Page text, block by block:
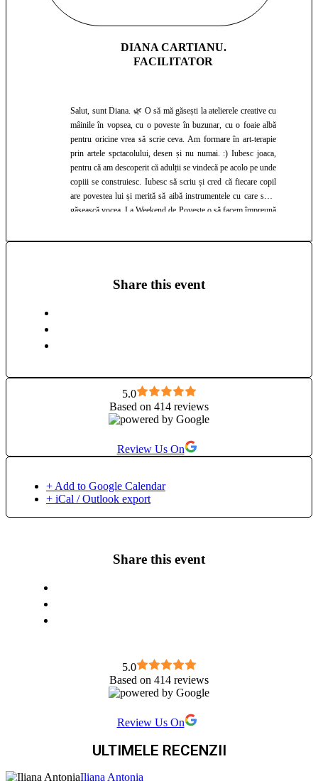
DIANA CARTIANU.
FACILITATOR
Salut, sunt Diana. 🌿 O să mă găsești la atelierele creative cu
mâinile în vopsea, cu o poveste în buzunar, cu o foaie albă
pentru oricine vrea să scrie ceva. Am formare în art-terapie
prin artele spctacolului, desen și nu numai. :) Iubesc joaca,
pentru că am descoperit că adulții se vindecă pe acolo pe unde
copiii se construiesc. Iubesc să scriu și cred că fiecare copil
are povestea lui și merită să aibă instrumentele cu care să-și
găsească vocea. La Weekend de Poveste o să facem împreună
pentru vânătoarea de comori, scriem dorințe pe frunze,
și un colț cald pentru copiii care vor să fie ascultați. Mă bucur
Share this event
5.0
Based on 414 reviews
Review Us On
+ Add to Google Calendar
+ iCal / Outlook export
Share this event
5.0
Based on 414 reviews
Review Us On
ULTIMELE RECENZII
Iliana Antonia